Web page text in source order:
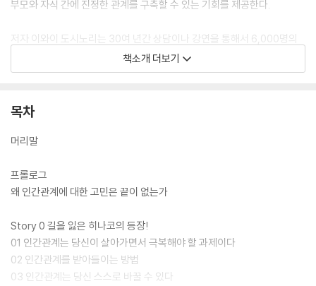
부모와 자식 간에 진정한 관계를 구축할 수 있는 기회를 제공한다.
저자 이와이 도시노리는 30여 년간 상담이나 강연을 통해서 6,000명의
사람들과 직접 만나면서 사람들의 고민을 듣고 그 해결책을 제시해왔다.
저자는 아들러 심리학을 익히고 실생활에서 실천함으로써 그런 고민에서
을 제안한다.
아들러는 그 어떤 힘든 일에 부딪힌다고 해도 사람은 그와 마주할 수 있는
을 바꿀 수 있다고 했다. 이 책을 읽은 독자들은 지금까지와는 다른 삶을 살
아갈 수 있는 힘과 용기를 얻었을 것이다. 이를 실천하는 것은 이제 당신에
책소개 더보기
목차
머리말
프롤로그
왜 인간관계에 대한 고민은 끝이 없는가
Story 0 길을 잃은 히나코의 등장!
01 인간관계는 당신이 살아가면서 극복해야 할 과제이다
02 인간관계를 받아들이는 방법
03 인간관계는 당신 스스로 바꿀 수 있다